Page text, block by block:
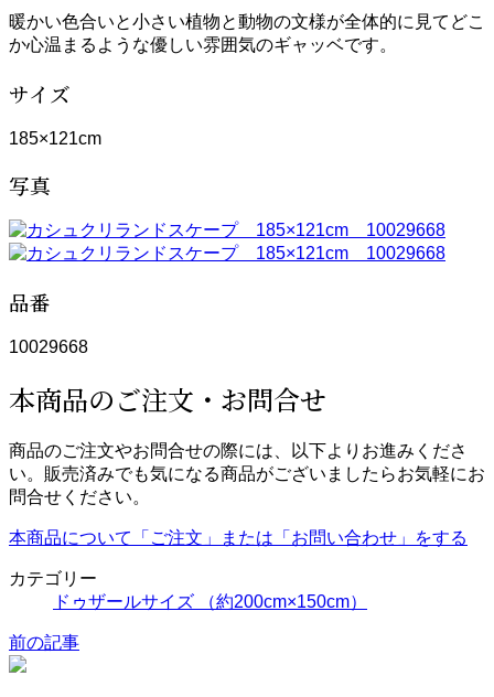
暖かい色合いと小さい植物と動物の文様が全体的に見てどこ
か心温まるような優しい雰囲気のギャッベです。
サイズ
185×121cm
写真
品番
10029668
本商品のご注文・お問合せ
商品のご注文やお問合せの際には、以下よりお進みくださ
い。販売済みでも気になる商品がございましたらお気軽にお
問合せください。
本商品について「ご注文」または「お問い合わせ」をする
カテゴリー
ドゥザールサイズ （約200cm×150cm）
前の記事